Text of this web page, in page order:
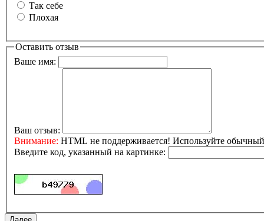
Так себе
Плохая
Оставить отзыв
Ваше имя:
Ваш отзыв:
Внимание: HTML не поддерживается! Используйте обычный
Введите код, указанный на картинке: